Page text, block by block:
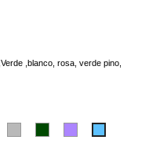
Verde ,blanco, rosa, verde pino,